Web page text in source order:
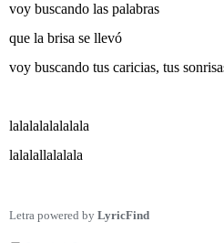
voy buscando las palabras
que la brisa se llevó
voy buscando tus caricias, tus
lalalalalalalala
lalalallalalala
Letra powered by LyricFind